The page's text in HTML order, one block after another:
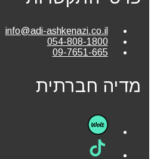
info@adi-ashkenazi.co.il
054-808-1800
09-7651-665
מדיה חברתית